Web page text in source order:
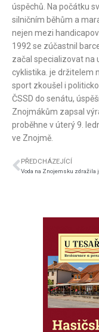
úspěchů. Na počátku
silničním běhům a
nejen mezi
1992 se zúčastnil
začal specializovat na
cyklistika. je držitelem
sport zkoušel i
ČSSD do senátu,
Znojmákům zapsal
proběhne v úterý 9.
ve Znojmě.
PŘEDCHÁZEJÍCÍ
Voda na Znojemsku zdražila